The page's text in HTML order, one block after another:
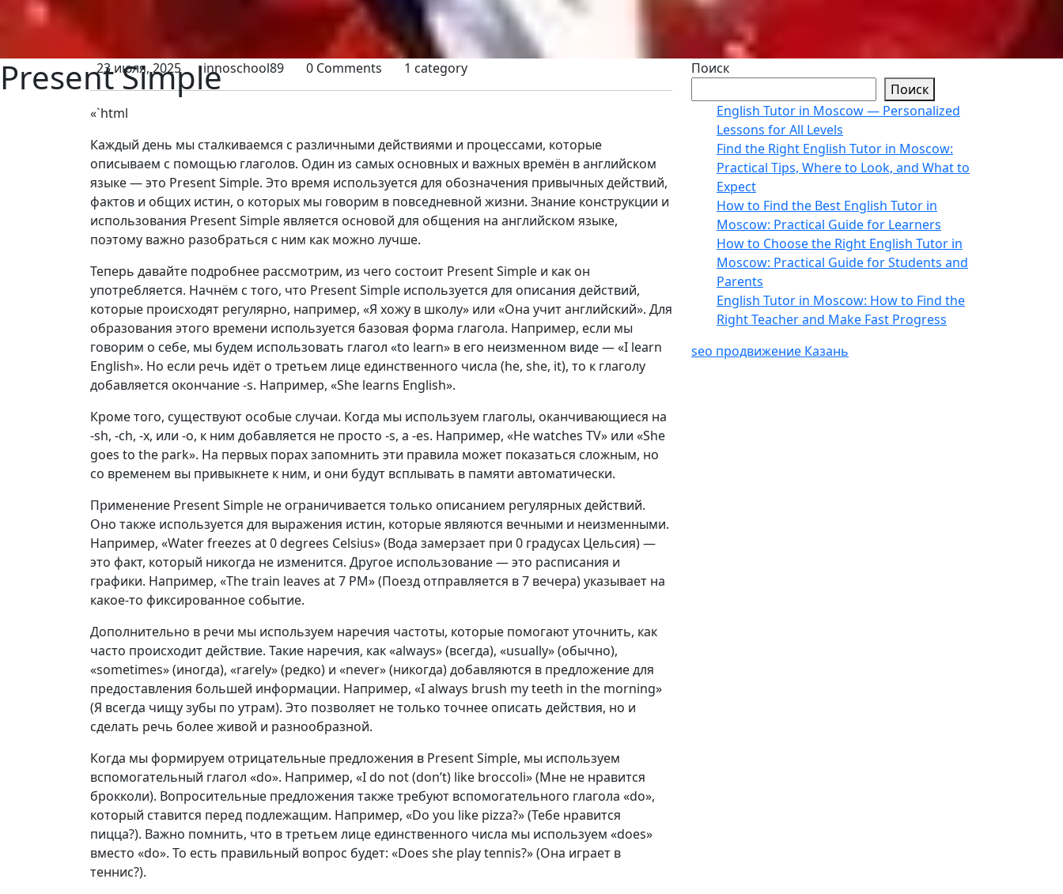
Present Simple
23 июля, 2025 innoschool89 0 Comments 1 category
«`html
Каждый день мы сталкиваемся с различными действиями и процессами, которые
описываем с помощью глаголов. Один из самых основных и важных времён в английском
языке — это Present Simple. Это время используется для обозначения привычных действий,
фактов и общих истин, о которых мы говорим в повседневной жизни. Знание конструкции и
использования Present Simple является основой для общения на английском языке,
поэтому важно разобраться с ним как можно лучше.
Теперь давайте подробнее рассмотрим, из чего состоит Present Simple и как он
употребляется. Начнём с того, что Present Simple используется для описания действий,
которые происходят регулярно, например, «Я хожу в школу» или «Она учит английский». Для
образования этого времени используется базовая форма глагола. Например, если мы
говорим о себе, мы будем использовать глагол «to learn» в его неизменном виде — «I learn
English». Но если речь идёт о третьем лице единственного числа (he, she, it), то к глаголу
добавляется окончание -s. Например, «She learns English».
Кроме того, существуют особые случаи. Когда мы используем глаголы, оканчивающиеся на
-sh, -ch, -x, или -o, к ним добавляется не просто -s, а -es. Например, «He watches TV» или «She
goes to the park». На первых порах запомнить эти правила может показаться сложным, но
со временем вы привыкнете к ним, и они будут всплывать в памяти автоматически.
Применение Present Simple не ограничивается только описанием регулярных действий.
Оно также используется для выражения истин, которые являются вечными и неизменными.
Например, «Water freezes at 0 degrees Celsius» (Вода замерзает при 0 градусах Цельсия) —
это факт, который никогда не изменится. Другое использование — это расписания и
графики. Например, «The train leaves at 7 PM» (Поезд отправляется в 7 вечера) указывает на
какое-то фиксированное событие.
Дополнительно в речи мы используем наречия частоты, которые помогают уточнить, как
часто происходит действие. Такие наречия, как «always» (всегда), «usually» (обычно),
«sometimes» (иногда), «rarely» (редко) и «never» (никогда) добавляются в предложение для
предоставления большей информации. Например, «I always brush my teeth in the morning»
(Я всегда чищу зубы по утрам). Это позволяет не только точнее описать действия, но и
сделать речь более живой и разнообразной.
Когда мы формируем отрицательные предложения в Present Simple, мы используем
вспомогательный глагол «do». Например, «I do not (don’t) like broccoli» (Мне не нравится
брокколи). Вопросительные предложения также требуют вспомогательного глагола «do»,
который ставится перед подлежащим. Например, «Do you like pizza?» (Тебе нравится
пицца?). Важно помнить, что в третьем лице единственного числа мы используем «does»
вместо «do». То есть правильный вопрос будет: «Does she play tennis?» (Она играет в
теннис?).
Поиск
Поиск
English Tutor in Moscow — Personalized
Lessons for All Levels
Find the Right English Tutor in Moscow:
Practical Tips, Where to Look, and What to
Expect
How to Find the Best English Tutor in
Moscow: Practical Guide for Learners
How to Choose the Right English Tutor in
Moscow: Practical Guide for Students and
Parents
English Tutor in Moscow: How to Find the
Right Teacher and Make Fast Progress
seo продвижение Казань